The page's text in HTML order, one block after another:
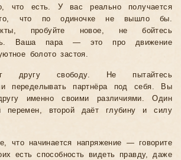
что есть. У вас реально получается
что по одиночке не вышло бы.
пробуйте новое, не бойтесь
Ваша пара — это про движение
болото застоя.
другу свободу. Не пытайтесь
переделывать партнёра под себя. Вы
именно своими различиями. Один
перемен, второй даёт глубину и силу
что начинается напряжение — говорите
есть способность видеть правду, даже